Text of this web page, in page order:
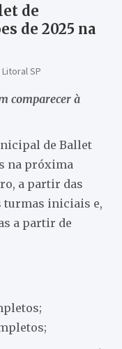
de
de 2025 na
SP
comparecer à
de Ballet
na próxima
a partir das
turmas iniciais e,
a partir de